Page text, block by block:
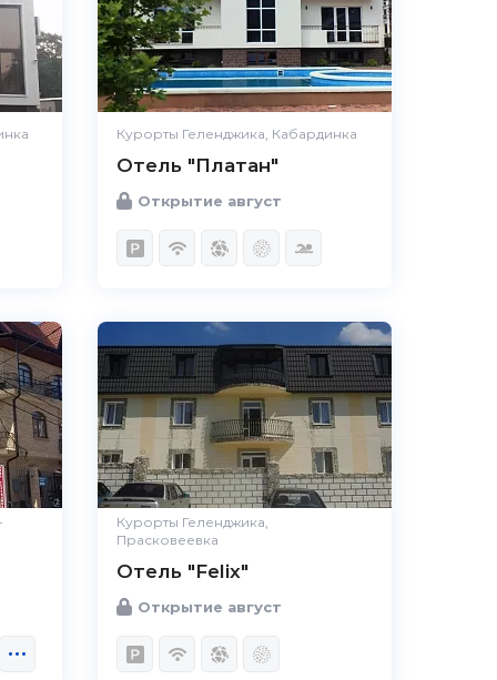
Курорты Геленджика, Кабардинка
Отель "Платан"
Открытие август
Курорты Геленджика,
Прасковеевка
Отель "Felix"
Открытие август